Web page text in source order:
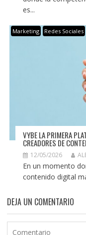
es...
Marketing Redes Sociales
VYBE LA PRIMERA
CREADORES DE
12/05/2026
En un momento
contenido digital
DEJA UN COMENTARIO